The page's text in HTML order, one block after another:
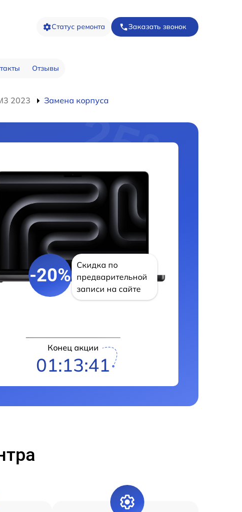
Статус ремонта Заказать звонок
Отзывы
2023 Замена корпуса
-20%
Скидка по
предварительной
записи на сайте
Конец акции
01:13:40